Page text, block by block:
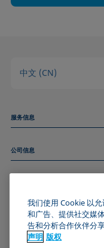
中文 (CN)
服务信息
技术服务
和我们取得联系
公司信息
关于我们
数据隐私声明
Cookie政策
加入KRÜSS社区
我们使用 Cookie 以
和广告、提供社交媒
告和分析合作伙伴分
声明 版权